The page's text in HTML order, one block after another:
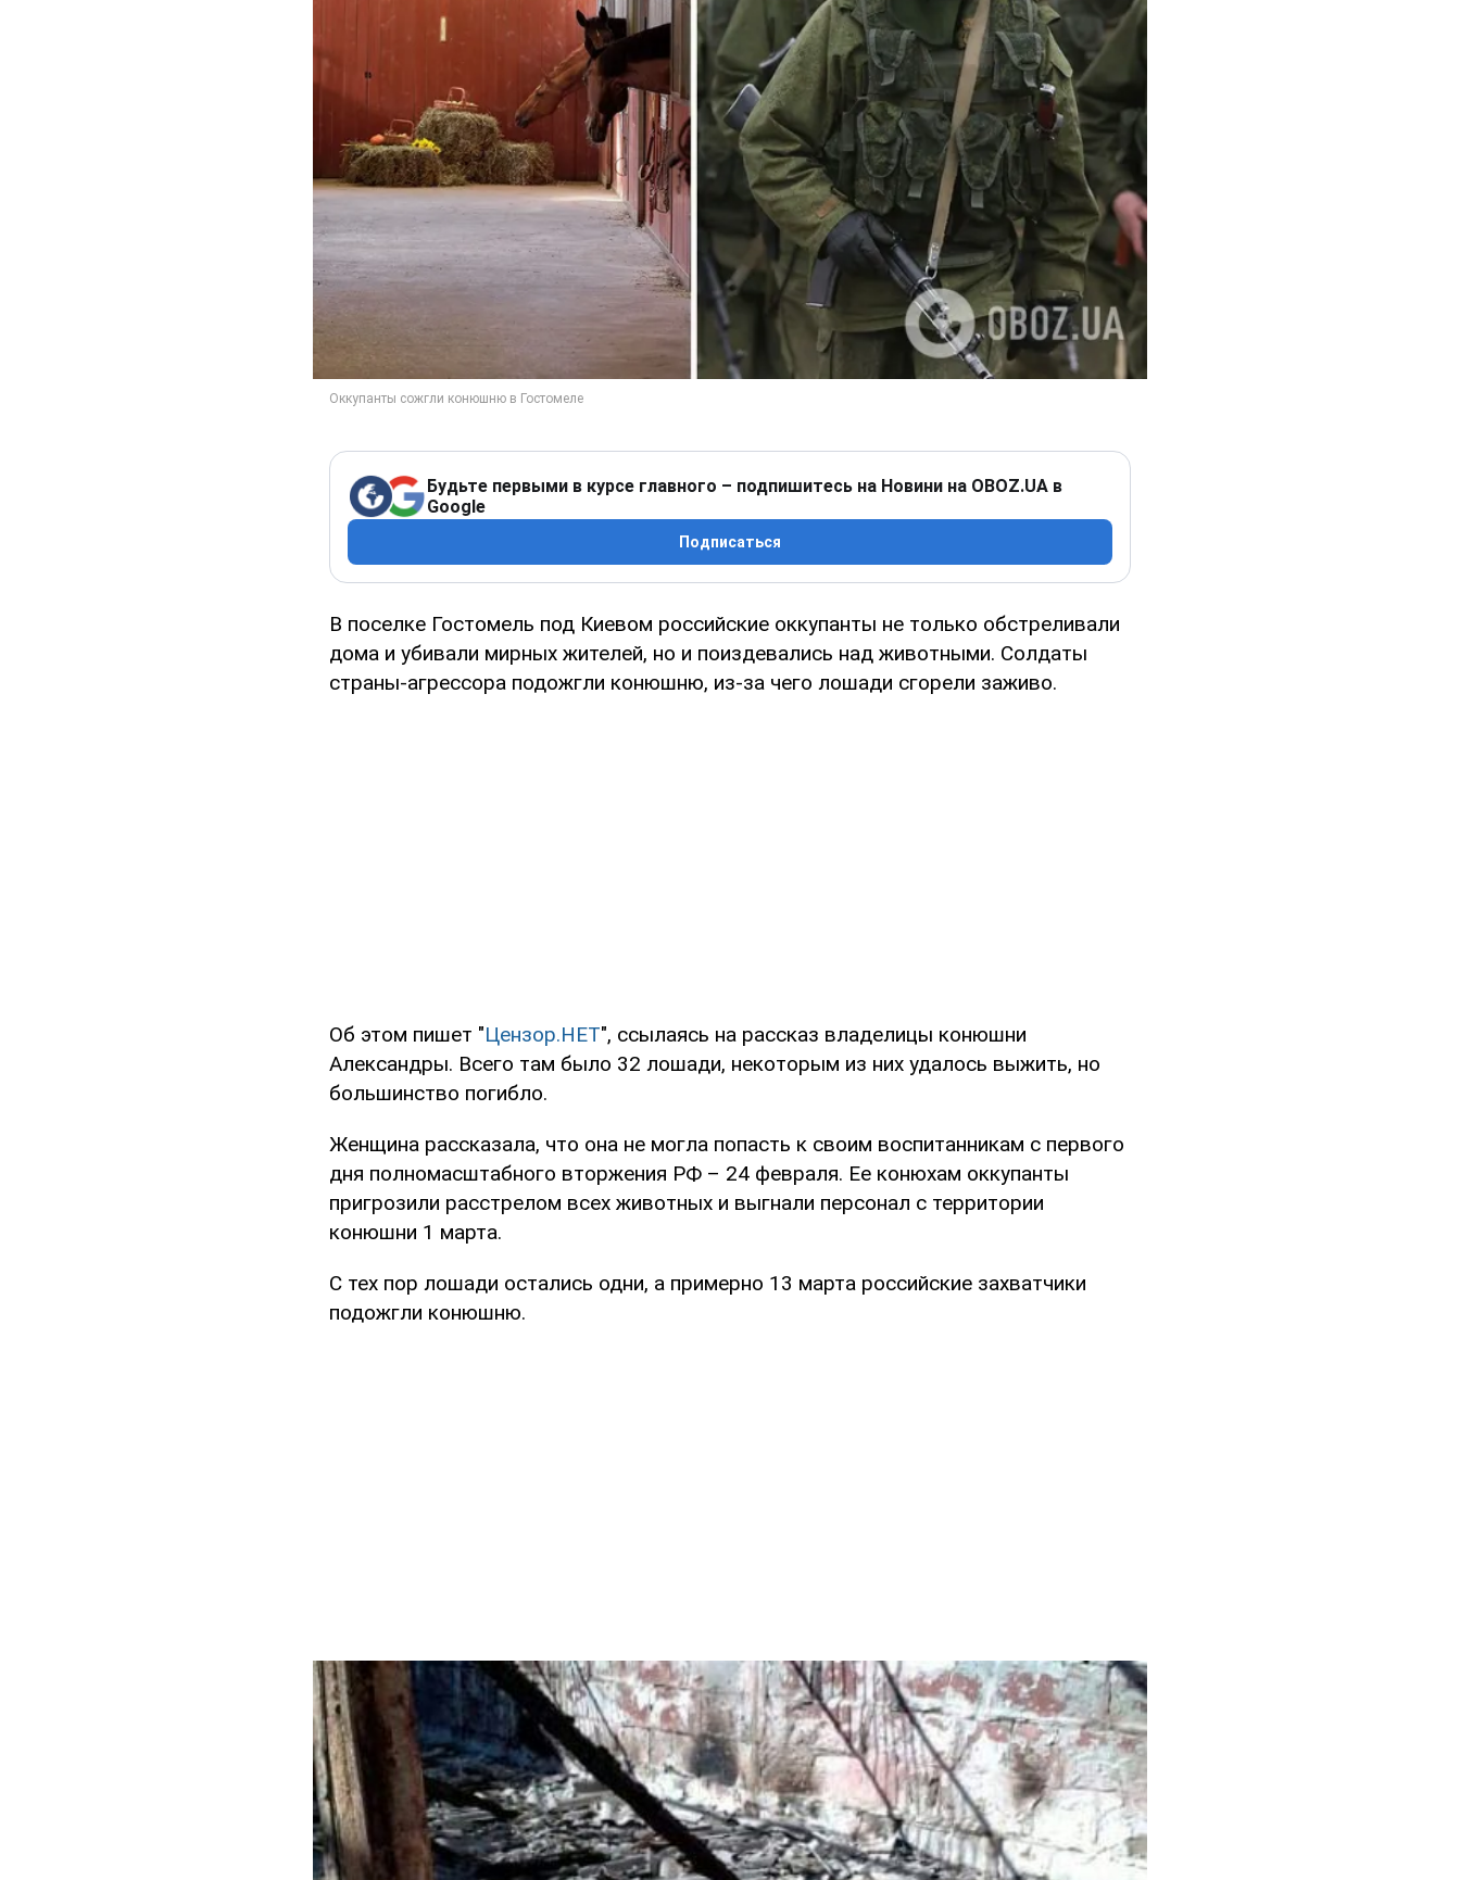
Будьте первыми в курсе главного – подпишитесь на Новини на OBOZ.UA в
Google
Подписаться
В поселке Гостомель под Киевом российские оккупанты не только обстреливали
дома и убивали мирных жителей, но и поиздевались над животными. Солдаты
страны-агрессора подожгли конюшню, из-за чего лошади сгорели заживо.
Об этом пишет "Цензор.НЕТ", ссылаясь на рассказ владелицы конюшни
Александры. Всего там было 32 лошади, некоторым из них удалось выжить, но
большинство погибло.
Женщина рассказала, что она не могла попасть к своим воспитанникам с первого
дня полномасштабного вторжения РФ – 24 февраля. Ее конюхам оккупанты
пригрозили расстрелом всех животных и выгнали персонал с территории
конюшни 1 марта.
С тех пор лошади остались одни, а примерно 13 марта российские захватчики
подожгли конюшню.